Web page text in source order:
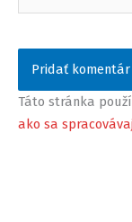
Táto stránka
ako sa